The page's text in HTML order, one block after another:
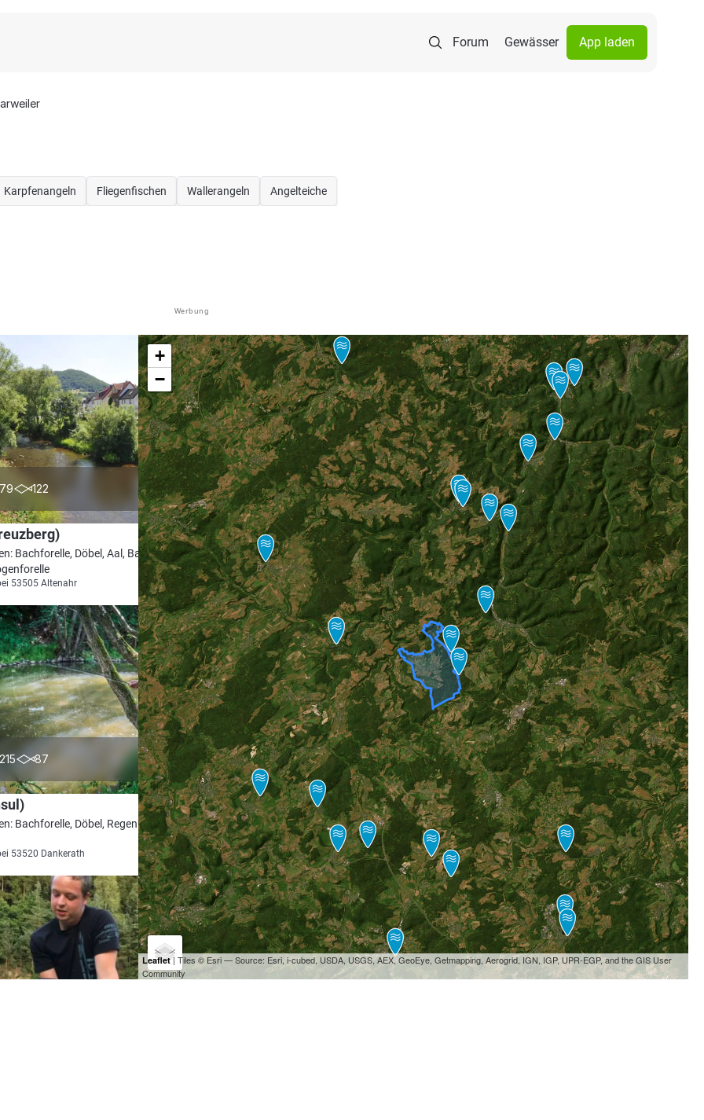
Forum Gewässer App laden
Karpfenangeln Fliegenfischen Wallerangeln Angelteiche
Werbung
79 122 5.0
Bachforelle, Döbel, Aal, Barbe,
53505 Altenahr
215 87 5.0
Bachforelle, Döbel, Regenbogenforelle,
53520 Dankerath
+
−
Leaflet| Tiles © Esri — Source: Esri, i-cubed, USDA, USGS, AEX, GeoEye, Getmapping, Aerogrid, IGN, IGP, UPR-EGP, and the GIS User
Community